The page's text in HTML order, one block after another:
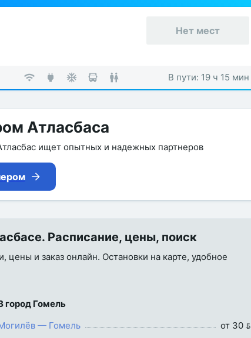
Нет мест
В пути: 19 ч 15 мин
Атласбаса
ищет опытных и надежных партнеров
Расписание, цены, поиск
и заказ онлайн. Остановки на карте, удобное
город Гомель
— Гомель
от 30 